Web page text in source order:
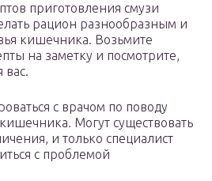
приготовления смузи
рацион разнообразным и
кишечника. Возьмите
на заметку и посмотрите,
вас.
с врачом по поводу
Могут существовать
и только специалист
с проблемой